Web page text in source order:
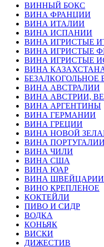
ВИННЫЙ БОКС
ВИНА ФРАНЦИИ
ВИНА ИТАЛИИ
ВИНА ИСПАНИИ
ВИНА ИГРИСТЫЕ
ВИНА ИГРИСТЫЕ
ВИНА ИГРИСТЫЕ
ВИНА
ВИНА АВСТРАЛИИ
ВИНА АВСТРИИ,
ВИНА АРГЕНТИНЫ
ВИНА ГЕРМАНИИ
ВИНА ГРЕЦИИ
ВИНА НОВОЙ
ВИНА ПОРТУГАЛИИ
ВИНА ЧИЛИ
ВИНА США
ВИНА ЮАР
ВИНА ШВЕЙЦАРИИ
ВИНО КРЕПЛЕНОЕ
КОКТЕЙЛИ
ПИВО И СИДР
ВОДКА
КОНЬЯК
ВИСКИ
ДИЖЕСТИВ